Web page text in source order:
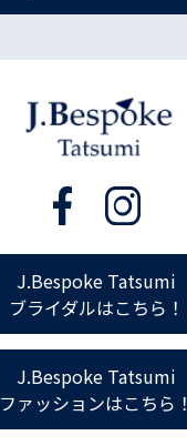
J.Bespoke Tatsumi
ブライダルはこちら！
J.Bespoke Tatsumi
ファッションはこちら！